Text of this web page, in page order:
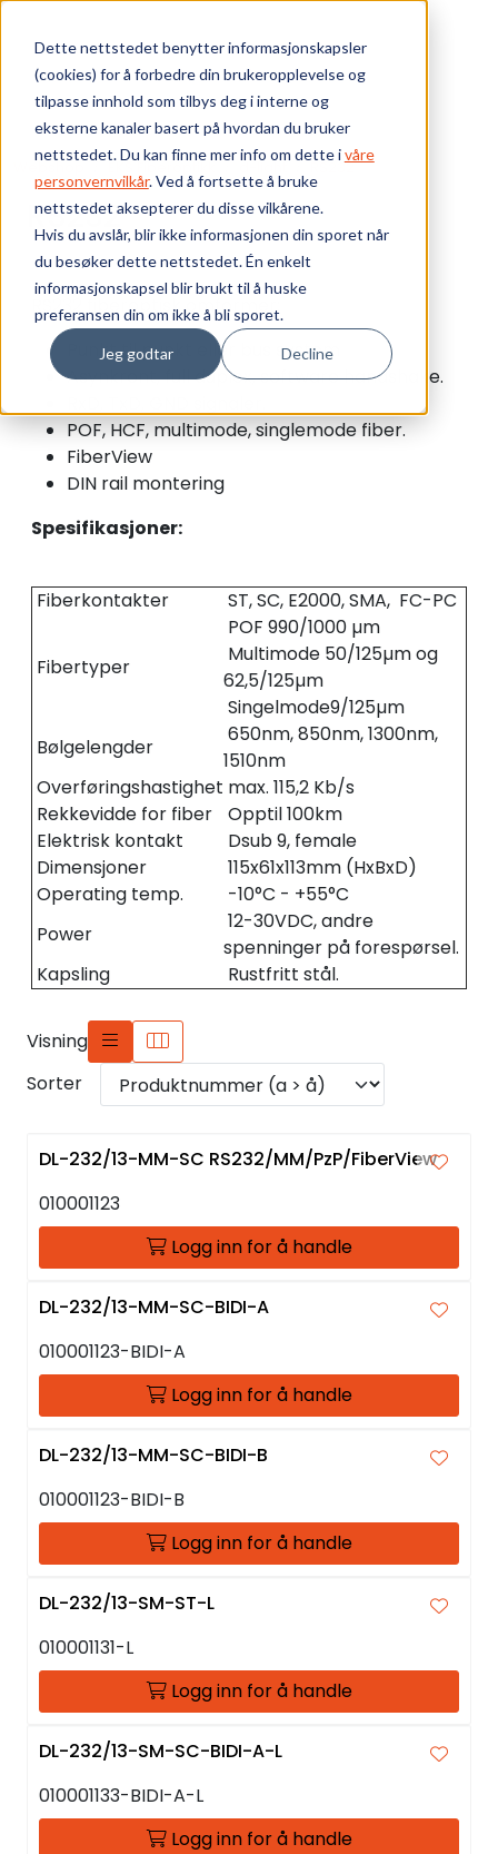
Dette nettstedet benytter informasjonskapsler
(cookies) for å forbedre din brukeropplevelse og
tilpasse innhold som tilbys deg i interne og
eksterne kanaler basert på hvordan du bruker
nettstedet. Du kan finne mer info om dette ivåre
personvernvilkår. Ved å fortsette å bruke
nettstedet aksepterer du disse vilkårene.
Hvis du avslår, blir ikke informasjonen din sporet når
du besøker dette nettstedet. Én enkelt
informasjonskapsel blir brukt til å huske
preferansen din om ikke å bli sporet.
Jeg godtar Decline
Skip to main content
Webshop EKS Fiberoptikk d-light RS232
RS232
RS232 fiberoptisk omformer:
Punkt til punkt eller bus system
Asynkront, full duplex, software handshake.
POF, HCF, multimode, singlemode fiber.
FiberView
DIN rail montering
Spesifikasjoner:
Fiberkontakter ST, SC, E2000, SMA, FC-PC
Fibertyper
POF 990/1000 µm
Multimode 50/125µm og
62,5/125µm
Singelmode9/125µm
Bølgelengder
650nm, 850nm, 1300nm,
1510nm
Overføringshastighet max. 115,2 Kb/s
Rekkevidde for fiber
Opptil 100km
Elektrisk kontakt
Dsub 9, female
Dimensjoner
115x61x113mm (HxBxD)
Operating temp.
-10°C - +55°C
Power
12-30VDC, andre
spenninger på forespørsel.
Kapsling
Rustfritt stål.
Visning
Sorter
DL-232/13-MM-SC RS232/MM/PzP/FiberView
010001123
Logg inn for å handle
DL-232/13-MM-SC-BIDI-A
010001123-BIDI-A
Logg inn for å handle
DL-232/13-MM-SC-BIDI-B
010001123-BIDI-B
Logg inn for å handle
DL-232/13-SM-ST-L
010001131-L
Logg inn for å handle
DL-232/13-SM-SC-BIDI-A-L
010001133-BIDI-A-L
Logg inn for å handle
Bærekraft
Vi tilbyr
Ressurser
Om oss